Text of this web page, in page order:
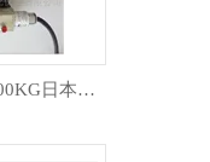
UB2-50KG UB2-100KG日本大和yamato UB2系列波纹管传感器